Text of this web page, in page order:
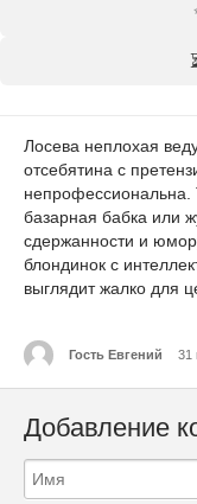
Лосева неплохая
отсебятина с
непрофессиональна.
базарная бабка или
сдержанности и
блондинок с
выглядит жалко для
Гость Евгений 31
Добавление